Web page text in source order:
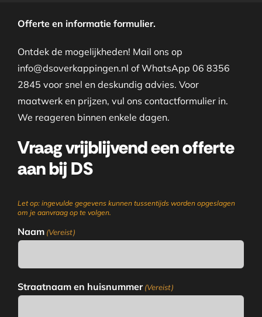
Offerte en informatie formulier.
Ontdek de mogelijkheden! Mail ons op
info@dsoverkappingen.nl of WhatsApp 06 8356
2845 voor snel en deskundig advies. Voor
maatwerk en prijzen, vul ons contactformulier in.
We reageren binnen enkele dagen.
Vraag vrijblijvend een offerte
aan bij DS
Let op: ingevulde gegevens kunnen tussentijds worden opgeslagen
om je aanvraag op te volgen.
Naam (Vereist)
Straatnaam en huisnummer (Vereist)